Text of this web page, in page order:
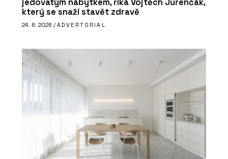
jedovatým nábytkem, říká Vojtěch Juřenčák,
který se snaží stavět zdravě
24. 6. 2026 / ADVERTORIAL